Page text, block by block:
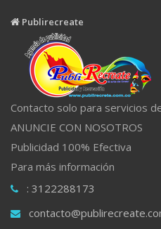
Publirecreate
Contacto solo para servicios
ANUNCIE CON NOSOTROS
Publicidad 100% Efectiva
Para más información
: 3122288173